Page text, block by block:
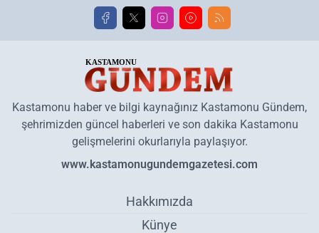
Kastamonu haber ve bilgi kaynağınız Kastamonu Gündem,
şehrimizden güncel haberleri ve son dakika Kastamonu
gelişmelerini okurlarıyla paylaşıyor.
www.kastamonugundemgazetesi.com
Hakkımızda
Künye